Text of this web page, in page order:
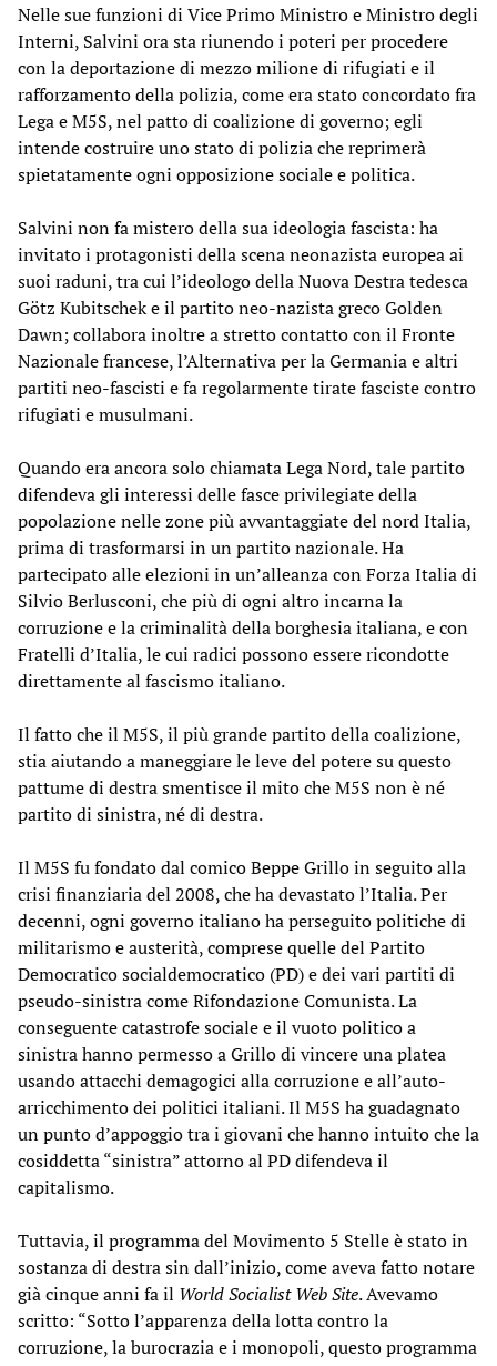
Nelle sue funzioni di Vice Primo Ministro e Ministro degli
Interni, Salvini ora sta riunendo i poteri per procedere
con la deportazione di mezzo milione di rifugiati e il
rafforzamento della polizia, come era stato concordato fra
Lega e M5S, nel patto di coalizione di governo; egli
intende costruire uno stato di polizia che reprimerà
spietatamente ogni opposizione sociale e politica.
Salvini non fa mistero della sua ideologia fascista: ha
invitato i protagonisti della scena neonazista europea ai
suoi raduni, tra cui l’ideologo della Nuova Destra tedesca
Götz Kubitschek e il partito neo-nazista greco Golden
Dawn; collabora inoltre a stretto contatto con il Fronte
Nazionale francese, l’Alternativa per la Germania e altri
partiti neo-fascisti e fa regolarmente tirate fasciste contro
rifugiati e musulmani.
Quando era ancora solo chiamata Lega Nord, tale partito
difendeva gli interessi delle fasce privilegiate della
popolazione nelle zone più avvantaggiate del nord Italia,
prima di trasformarsi in un partito nazionale. Ha
partecipato alle elezioni in un’alleanza con Forza Italia di
Silvio Berlusconi, che più di ogni altro incarna la
corruzione e la criminalità della borghesia italiana, e con
Fratelli d’Italia, le cui radici possono essere ricondotte
direttamente al fascismo italiano.
Il fatto che il M5S, il più grande partito della coalizione,
stia aiutando a maneggiare le leve del potere su questo
pattume di destra smentisce il mito che M5S non è né
partito di sinistra, né di destra.
Il M5S fu fondato dal comico Beppe Grillo in seguito alla
crisi finanziaria del 2008, che ha devastato l’Italia. Per
decenni, ogni governo italiano ha perseguito politiche di
militarismo e austerità, comprese quelle del Partito
Democratico socialdemocratico (PD) e dei vari partiti di
pseudo-sinistra come Rifondazione Comunista. La
conseguente catastrofe sociale e il vuoto politico a
sinistra hanno permesso a Grillo di vincere una platea
usando attacchi demagogici alla corruzione e all’auto-
arricchimento dei politici italiani. Il M5S ha guadagnato
un punto d’appoggio tra i giovani che hanno intuito che la
cosiddetta “sinistra” attorno al PD difendeva il
capitalismo.
Tuttavia, il programma del Movimento 5 Stelle è stato in
sostanza di destra sin dall’inizio, come aveva fatto notare
giàcinque anni fail World Socialist Web Site. Avevamo
scritto: “Sotto l’apparenza della lotta contro la
corruzione, la burocrazia e i monopoli, questo programma